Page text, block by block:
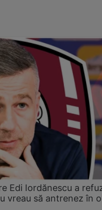
Edi Iordănescu a
vreau să antrenez în